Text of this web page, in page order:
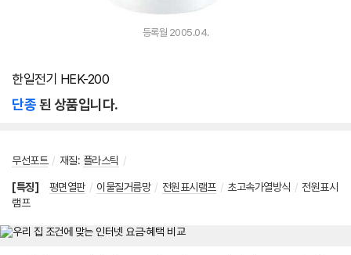
등록월 2005.04.
한일전기 HEK-200
단종된 상품입니다.
무선포트 / 재질: 플라스틱 /
[특징] 평면열판 / 이물질거름망 / 전원표시램프 / 초고속가열방식 / 전원표시
램프